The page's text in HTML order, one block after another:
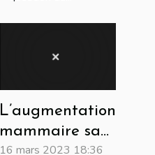
L’augmentation
mammaire sans
prothèse
16 mars 2023 18:36